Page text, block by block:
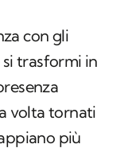
con gli
trasformi in
volta tornati
più